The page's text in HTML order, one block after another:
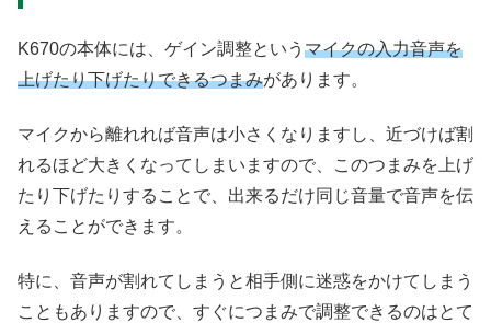
K670の本体には、ゲイン調整という マイクの入力音声を
上げたり下げたりできるつまみがあります。
マイクから離れれば音声は小さくなりますし、近づけば割
れるほど大きくなってしまいますので、このつまみを上げ
たり下げたりすることで、出来るだけ同じ音量で音声を伝
えることができます。
特に、音声が割れてしまうと相手側に迷惑をかけてしまう
こともありますので、すぐにつまみで調整できるのはとて